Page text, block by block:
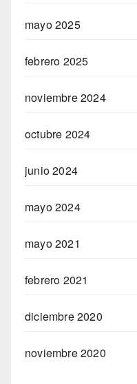
mayo 2025
febrero 2025
noviembre 2024
octubre 2024
junio 2024
mayo 2024
mayo 2021
febrero 2021
diciembre 2020
noviembre 2020